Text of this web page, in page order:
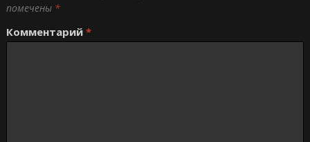
помечены *
Комментарий *